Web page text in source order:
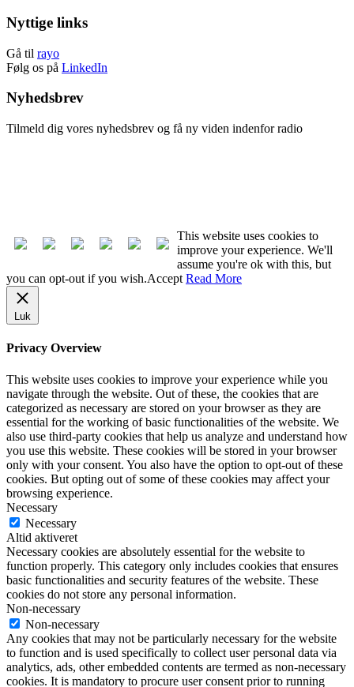
Nyttige links
Gå til rayo
Følg os på LinkedIn
Nyhedsbrev
Tilmeld dig vores nyhedsbrev og få ny viden indenfor radio
This website uses cookies to
improve your experience. We'll
assume you're ok with this, but
you can opt-out if you wish.Accept Read More
Luk
Privacy Overview
This website uses cookies to improve your experience while you
navigate through the website. Out of these, the cookies that are
categorized as necessary are stored on your browser as they are
essential for the working of basic functionalities of the website. We
also use third-party cookies that help us analyze and understand how
you use this website. These cookies will be stored in your browser
only with your consent. You also have the option to opt-out of these
cookies. But opting out of some of these cookies may affect your
browsing experience.
Necessary
Necessary
Altid aktiveret
Necessary cookies are absolutely essential for the website to
function properly. This category only includes cookies that ensures
basic functionalities and security features of the website. These
cookies do not store any personal information.
Non-necessary
Non-necessary
Any cookies that may not be particularly necessary for the website
to function and is used specifically to collect user personal data via
analytics, ads, other embedded contents are termed as non-necessary
cookies. It is mandatory to procure user consent prior to running